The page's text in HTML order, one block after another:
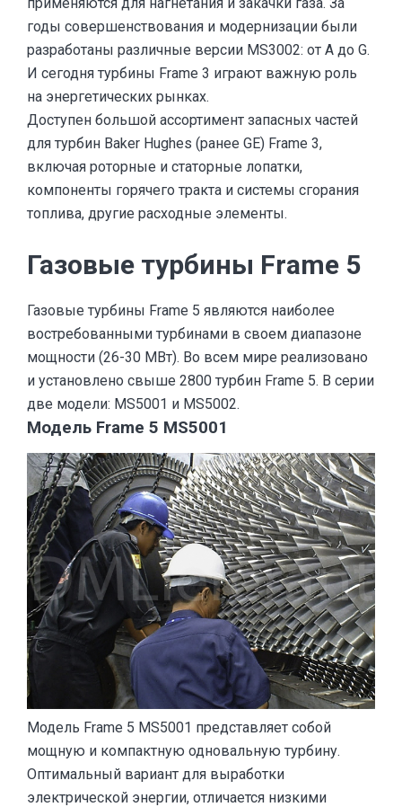
применяются для нагнетания и закачки газа. За
годы совершенствования и модернизации были
разработаны различные версии MS3002: от A до G.
И сегодня турбины Frame 3 играют важную роль
на энергетических рынках.
Доступен большой ассортимент запасных частей
для турбин Baker Hughes (ранее GE) Frame 3,
включая роторные и статорные лопатки,
компоненты горячего тракта и системы сгорания
топлива, другие расходные элементы.
Газовые турбины Frame 5
Газовые турбины Frame 5 являются наиболее
востребованными турбинами в своем диапазоне
мощности (26-30 МВт). Во всем мире реализовано
и установлено свыше 2800 турбин Frame 5. В серии
две модели: MS5001 и MS5002.
Модель Frame 5 MS5001
Модель Frame 5 MS5001 представляет собой
мощную и компактную одновальную турбину.
Оптимальный вариант для выработки
электрической энергии, отличается низкими